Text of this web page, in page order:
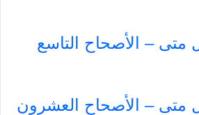
متى – الأصحاح التاسع
متى – الأصحاح العشرون